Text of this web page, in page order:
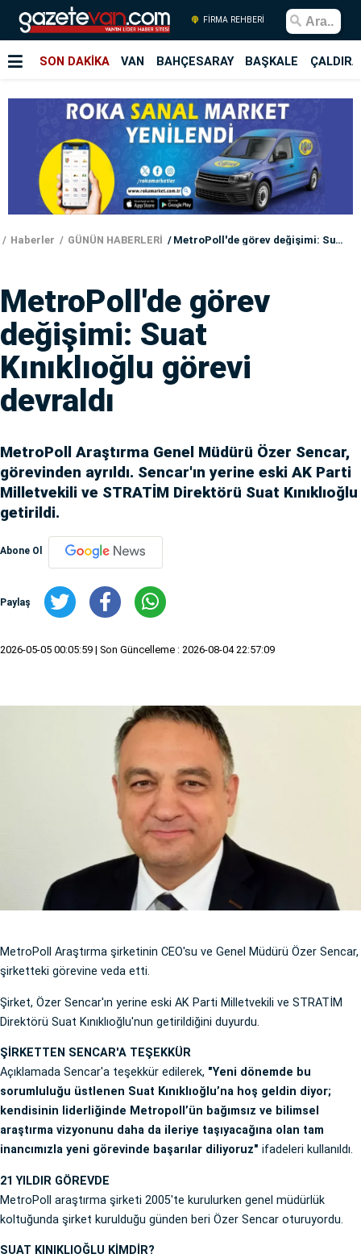
FİRMA REHBERİ
SON DAKİKA VAN BAHÇESARAY BAŞKALE
Haberler GÜNÜN HABERLERİ MetroPoll'de görev değişimi: Suat Kınıklıoğlu görevi devraldı
MetroPoll'de görev
değişimi: Suat
Kınıklıoğlu görevi
devraldı
MetroPoll Araştırma Genel Müdürü Özer Sencar,
görevinden ayrıldı. Sencar'ın yerine eski AK Parti
Milletvekili ve STRATİM Direktörü Suat Kınıklıoğlu
getirildi.
Abone Ol
Paylaş
2026-05-05 00:05:59 | Son Güncelleme : 2026-08-04 22:57:09
MetroPoll Araştırma şirketinin CEO'su ve Genel Müdürü Özer Sencar,
şirketteki görevine veda etti.
Şirket, Özer Sencar'ın yerine eski AK Parti Milletvekili ve STRATİM
Direktörü Suat Kınıklıoğlu'nun getirildiğini duyurdu.
ŞİRKETTEN SENCAR'A TEŞEKKÜR
Açıklamada Sencar'a teşekkür edilerek, "Yeni dönemde bu
sorumluluğu üstlenen Suat Kınıklıoğlu’na hoş geldin diyor;
kendisinin liderliğinde Metropoll’ün bağımsız ve bilimsel
araştırma vizyonunu daha da ileriye taşıyacağına olan tam
inancımızla yeni görevinde başarılar diliyoruz" ifadeleri kullanıldı.
21 YILDIR GÖREVDE
MetroPoll araştırma şirketi 2005'te kurulurken genel müdürlük
koltuğunda şirket kurulduğu günden beri Özer Sencar oturuyordu.
SUAT KINIKLIOĞLU KİMDİR?